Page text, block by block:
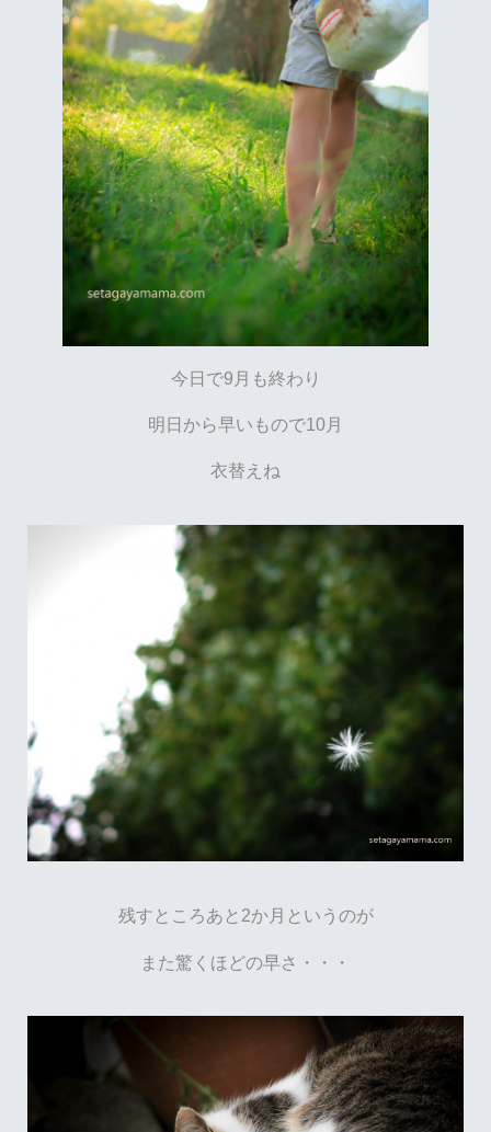
今日で9月も終わり
明日から早いもので10月
衣替えね
残すところあと2か月というのが
また驚くほどの早さ・・・